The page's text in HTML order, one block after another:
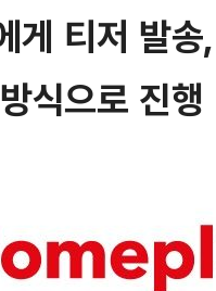
게 티저 발
식으로 진행